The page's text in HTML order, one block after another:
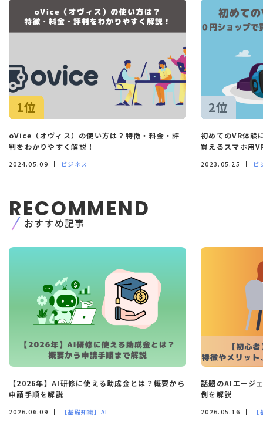
められる委託先を選定し、契約等において個人情
報の適正管理・機密保持などによりお客様の
個人
情報の漏洩防止に必要な事項を取決め、適切な管
お客様が当社に対してご自身の個人情報の開示等
（利用目的の通知、開示、内容の訂正・追加・削
除、利用の停止または消去、第三者への提供の停
止）に関して、
当社「個人情報に関するお問合わ
せ窓口」に申し出ることができます。その際、当
社はご本人を確認させていただいたうえで、合理
的な期間内に対応いたします。
開示等の申し出の詳細につきましては、下記の
い合わせください。
クラステージ セントラルビル15階
monoAI technology株式会社 個人情報お問合わ
せ窓口
7. 個人情報を提供されることの任意性に
個人情報を当社に提供することは任意ですがご提
供頂けない場合、３.の利用目的に関連した業務に
支障をきたし、ご本人が不利益を被る場合があり
ます。
8. Cookie情報について
当社は、セキュリティ確保・ユーザーサービス向
上のため当Webサイトで閲覧されたCookie情報
（OS、広告ID、コンピュータ名、言語設定等）を
1位
oVice（オヴィス）の使い方は？特徴・料金・評
判をわかりやすく解説！
2024.05.09 ビジネス
2位
初めてのVR体験
買えるスマホ用
2023.05.25 ビ
RECOMMEND
おすすめ記事
【2026年】AI研修に使える助成金とは？概要から
申請手順を解説
2026.06.09 【基礎知識】AI
話題のAIエージ
例を解説
2026.05.16